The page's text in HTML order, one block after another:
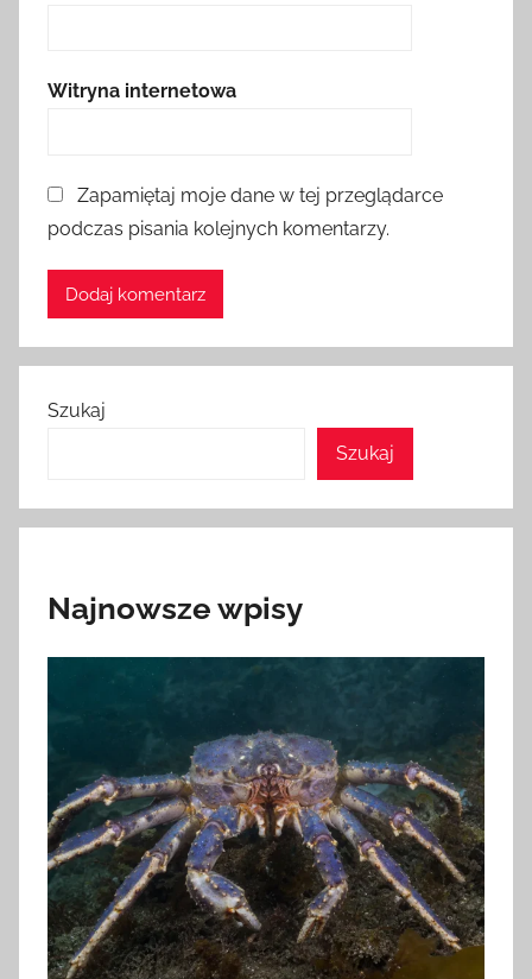
Witryna internetowa
Zapamiętaj moje dane w tej przeglądarce
podczas pisania kolejnych komentarzy.
Szukaj
Szukaj
Najnowsze wpisy